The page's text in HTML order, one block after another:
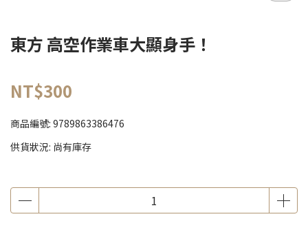
東方 高空作業車大顯身手！
NT$300
商品編號: 9789863386476
供貨狀況: 尚有庫存